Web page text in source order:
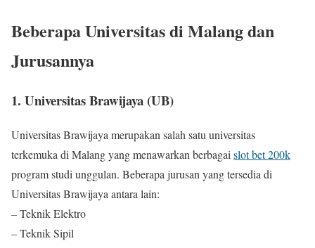
Beberapa Universitas di Malang dan
Jurusannya
1. Universitas Brawijaya (UB)
Universitas Brawijaya merupakan salah satu universitas
terkemuka di Malang yang menawarkan berbagai slot bet 200k
program studi unggulan. Beberapa jurusan yang tersedia di
Universitas Brawijaya antara lain:
– Teknik Elektro
– Teknik Sipil